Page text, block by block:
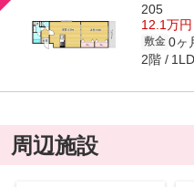
205
12.1万円
敷金 0ヶ
2階
周辺施設